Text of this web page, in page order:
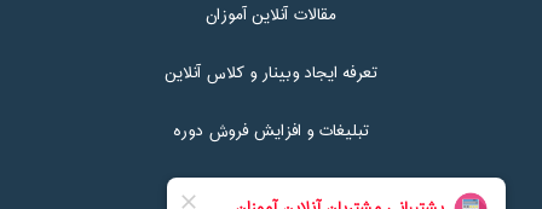
مقالات آنلاین آموزان
تعرفه ایجاد وبینار و کلاس آنلاین
تبلیغات و افزایش فروش دوره